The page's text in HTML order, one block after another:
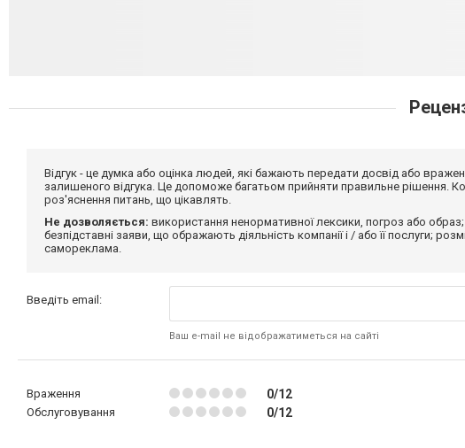
Відгук - це думка або оцінка людей, які бажають передати досвід або
залишеного відгука. Це допоможе багатьом прийняти правильне рішення.
роз'яснення питань, що цікавлять.
Не дозволяється: використання ненормативної лексики, погроз або
безпідставні заяви, що ображають діяльність компанії і / або її послуги;
самореклама.
Введіть email:
Ваш e-mail не відображатиметься на сайті
Враження 0/12
Обслуговування 0/12